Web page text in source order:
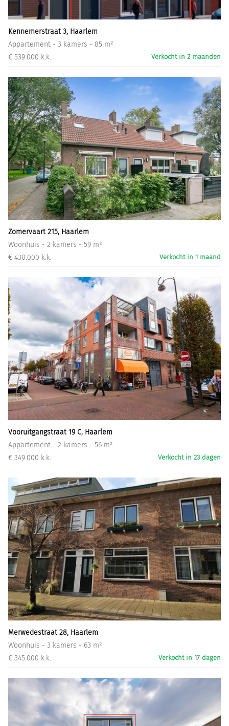
Kennemerstraat 3, Haarlem
Appartement - 3 kamers - 85 m²
€ 539.000 k.k.
Verkocht in 2 maanden
Zomervaart 215, Haarlem
Woonhuis - 2 kamers - 59 m²
€ 430.000 k.k.
Verkocht in 1 maand
Vooruitgangstraat 19 C, Haarlem
Appartement - 2 kamers - 56 m²
€ 349.000 k.k.
Verkocht in 23 dagen
Merwedestraat 28, Haarlem
Woonhuis - 3 kamers - 63 m²
€ 345.000 k.k.
Verkocht in 17 dagen